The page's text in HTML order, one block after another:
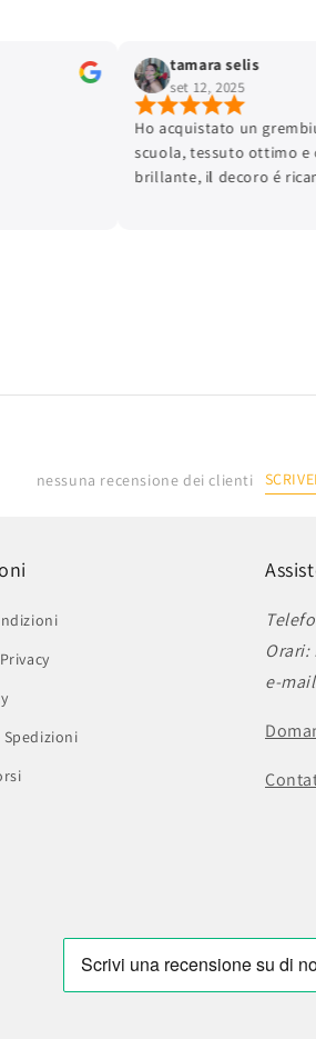
tamara selis
set 12, 2025
Ho acquistato un
scuola, tessuto ottimo e
brillante, il decoro é
nessuna recensione dei clienti
Spedizioni
Orari:
e-